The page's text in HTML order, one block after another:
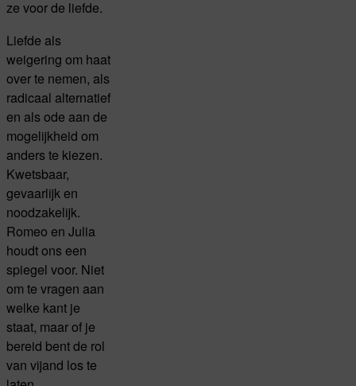
ze voor de liefde.
Liefde als
weigering om haat
over te nemen, als
radicaal alternatief
en als ode aan de
mogelijkheid om
anders te kiezen.
Kwetsbaar,
gevaarlijk en
noodzakelijk.
Romeo en Julia
houdt ons een
spiegel voor. Niet
om te vragen aan
welke kant je
staat, maar of je
bereid bent de rol
van vijand los te